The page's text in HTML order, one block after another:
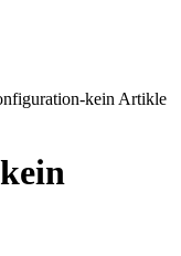
kein Artikle